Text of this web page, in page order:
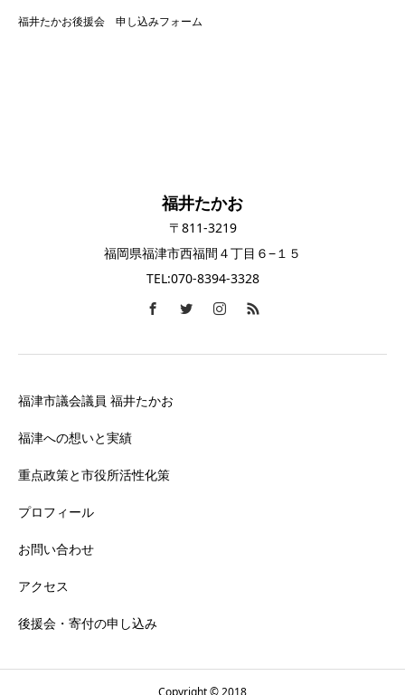
福井たかお後援会 申し込みフォーム
福井たかお
〒811-3219
福岡県福津市西福間４丁目６−１５
TEL:070-8394-3328
福津市議会議員 福井たかお
福津への想いと実績
重点政策と市役所活性化策
プロフィール
お問い合わせ
アクセス
後援会・寄付の申し込み
Copyright © 2018